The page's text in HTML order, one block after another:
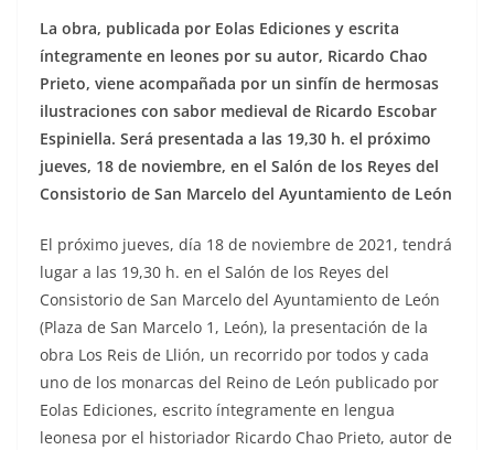
La obra, publicada por Eolas Ediciones y escrita
íntegramente en leones por su autor, Ricardo Chao
Prieto, viene acompañada por un sinfín de hermosas
ilustraciones con sabor medieval de Ricardo Escobar
Espiniella. Será presentada a las 19,30 h. el próximo
jueves, 18 de noviembre, en el Salón de los Reyes del
Consistorio de San Marcelo del Ayuntamiento de León
El próximo jueves, día 18 de noviembre de 2021, tendrá
lugar a las 19,30 h. en el Salón de los Reyes del
Consistorio de San Marcelo del Ayuntamiento de León
(Plaza de San Marcelo 1, León), la presentación de la
obra Los Reis de Llión, un recorrido por todos y cada
uno de los monarcas del Reino de León publicado por
Eolas Ediciones, escrito íntegramente en lengua
leonesa por el historiador Ricardo Chao Prieto, autor de